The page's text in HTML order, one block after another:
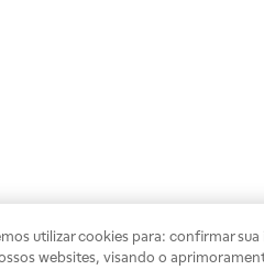
utilizar cookies para: confirmar
websites, visando o